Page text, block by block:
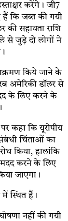
करेंगे। जी7
कि जब्त की गयी
की सहायता राशि
से जुड़े दो लोगों ने
किये जाने के
अमेरिकी डॉलर से
के लिए करने के
कहा कि यूरोपीय
संबंधी चिंताओं का
किया, हालांकि
मदद करने के लिए
जाएगा।
स्थित हैं।
नहीं की गयी